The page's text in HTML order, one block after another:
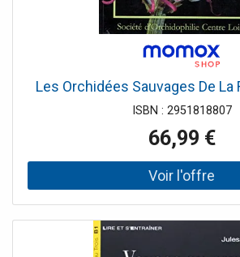
Les Orchidées Sauvages De La
ISBN : 2951818807
66,99 €